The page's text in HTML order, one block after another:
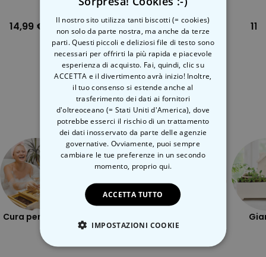
14,99 € 6,99 €
Categoria correlata
Scopri l'altra categoria di cose insolite
Cura personale
Il nostro sito utilizza tanti biscotti (= cookies)
non solo da parte nostra, ma anche da terze
parti. Questi piccoli e deliziosi file di testo sono
necessari per offrirti la più rapida e piacevole
esperienza di acquisto. Fai, quindi, clic su
ACCETTA e il divertimento avrà inizio! Inoltre,
il tuo consenso si estende anche al
trasferimento dei dati ai fornitori
d'oltreoceano (= Stati Uniti d'America), dove
potrebbe esserci il rischio di un trattamento
dei dati inosservato da parte delle agenzie
governative. Ovviamente, puoi sempre
cambiare le tue preferenze in un secondo
momento, proprio qui.
ACCETTA TUTTO
IMPOSTAZIONI COOKIE
STRETTAMENTE NECESSARIO